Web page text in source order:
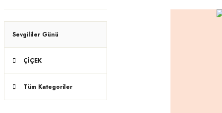
Sevgililer Günü
ÇİÇEK
Tüm Kategoriler